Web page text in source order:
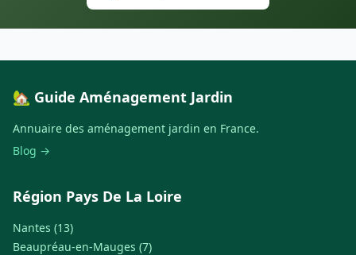
🏡 Guide Aménagement Jardin
Annuaire des aménagement jardin en France.
Blog →
Région Pays De La Loire
Nantes (13)
Beaupréau-en-Mauges (7)